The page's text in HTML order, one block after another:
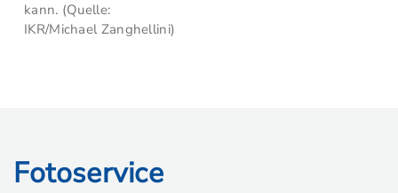
kann. (Quelle:
IKR/Michael Zanghellini)
Fotoservice